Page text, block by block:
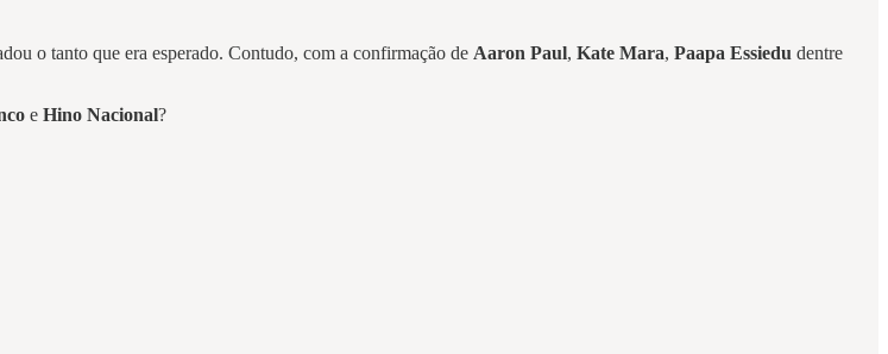
o tanto que era esperado. Contudo, com a confirmação de Aaron Paul, Kate Mara, Paapa Essiedu dentre
e Hino Nacional?